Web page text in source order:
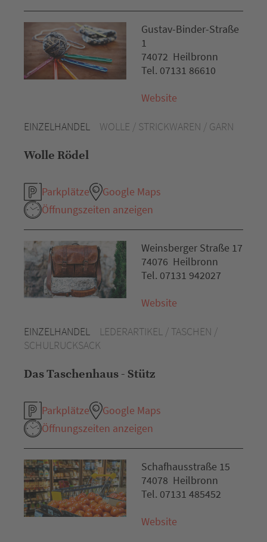
EINZELHANDEL WOLLE / STRICKWAREN / GARN
Wolle Rödel
Parkplätze
Google Maps
Öffnungszeiten anzeigen
Gustav-Binder-Straße
1
74072 Heilbronn
Tel. 07131 86610
Website
EINZELHANDEL
LEDERARTIKEL / TASCHEN /
SCHULRUCKSACK
Das Taschenhaus - Stütz
Parkplätze
Google Maps
Öffnungszeiten anzeigen
Weinsberger Straße 17
74076 Heilbronn
Tel. 07131 942027
Website
Schafhausstraße 15
74078 Heilbronn
Tel. 07131 485452
Website